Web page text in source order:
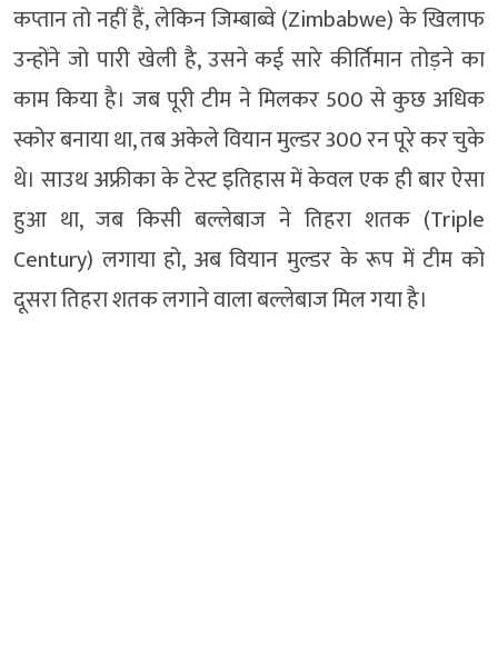
कप्तान तो नहीं हैं, लेकिन जिम्बाब्वे (Zimbabwe) के खिलाफ
उन्होंने ​जो पारी खेली है, उसने कई सारे कीर्तिमान तोड़ने का
काम किया है। जब पूरी टीम ने मिलकर 500 से कुछ अधिक
स्कोर बनाया था, तब अकेले वियान मुल्डर 300 रन पूरे कर चुके
थे। साउ​थ अफ्रीका के टेस्ट इतिहास में केवल एक ही बार ऐसा
हुआ था, जब किसी बल्लेबाज ने तिहरा शतक (Triple
Century) लगाया हो, अब वियान मुल्डर के रूप में टीम को
दूसरा तिहरा शतक लगाने वाला बल्लेबाज मिल गया है।